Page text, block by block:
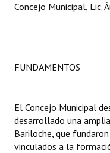
Organigrama
Informes de Gestión
Dictámenes Asesoría
Actas de Sesión
Concejo Municipal, Lic.
FUNDAMENTOS
El Concejo Municipal
desarrollado una
Bariloche, que
vinculados a la